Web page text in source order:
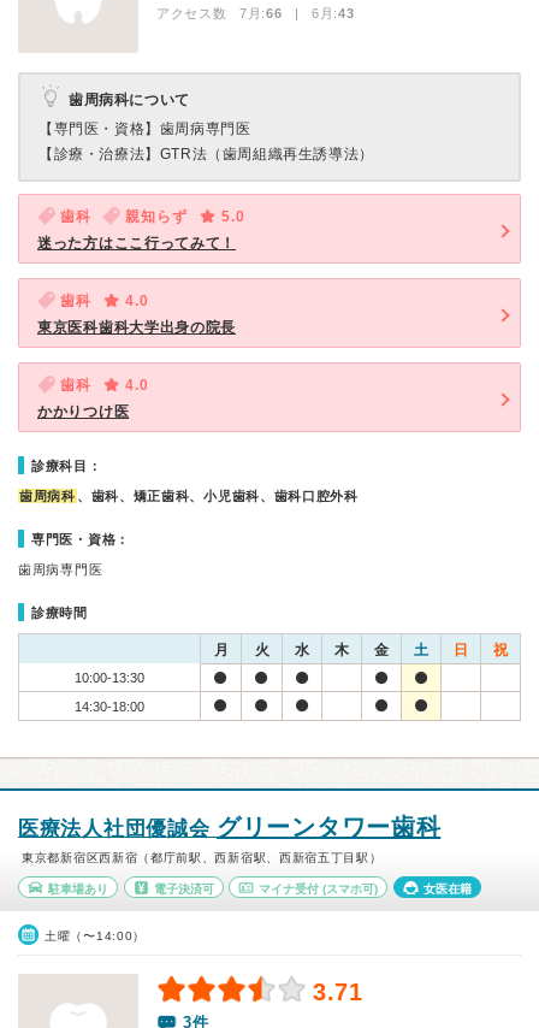
アクセス数 7月:66 | 6月:43
歯周病科について
【専門医・資格】 歯周病専門医
【診療・治療法】 GTR法（歯周組織再生誘導法）
歯科 親知らず
5.0
迷った方はここ行ってみて！
歯科
4.0
東京医科歯科大学出身の院長
歯科
4.0
かかりつけ医
診療科目：
歯周病科 、歯科、矯正歯科、小児歯科、歯科口腔外科
専門医・資格：
歯周病専門医
診療時間
月 火 水 木 金 土 日 祝
10:00-13:30
14:30-18:00
医療法人社団優誠会 グリーンタワー歯科
東京都新宿区西新宿（都庁前駅、西新宿駅、西新宿五丁目駅）
駐車場あり 電子決済可 マイナ受付 (スマホ可) 女医在籍
土曜（〜14:00）
3.71
3件